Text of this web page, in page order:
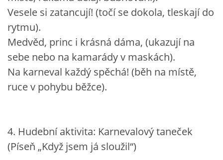
Vesele si zatancují! (točí se dokola, tleskají do
rytmu).
Medvěd, princ i krásná dáma, (ukazují na
sebe nebo na kamarády v maskách).
Na karneval každý spěchá! (běh na místě,
ruce v pohybu běžce).
4. Hudební aktivita: Karnevalový taneček
(Píseň „Když jsem já sloužil“)